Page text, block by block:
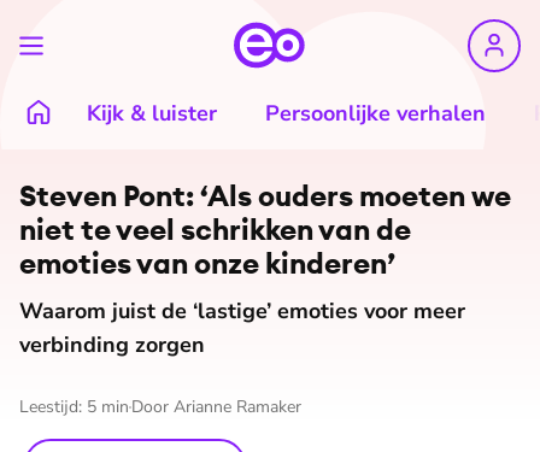
Kijk & luister Persoonlijke verhalen
©Unsplash
Steven Pont: ‘Als ouders moeten we
niet te veel schrikken van de
emoties van onze kinderen’
Waarom juist de ‘lastige’ emoties voor meer
verbinding zorgen
Leestijd: 5 min Door Arianne Ramaker